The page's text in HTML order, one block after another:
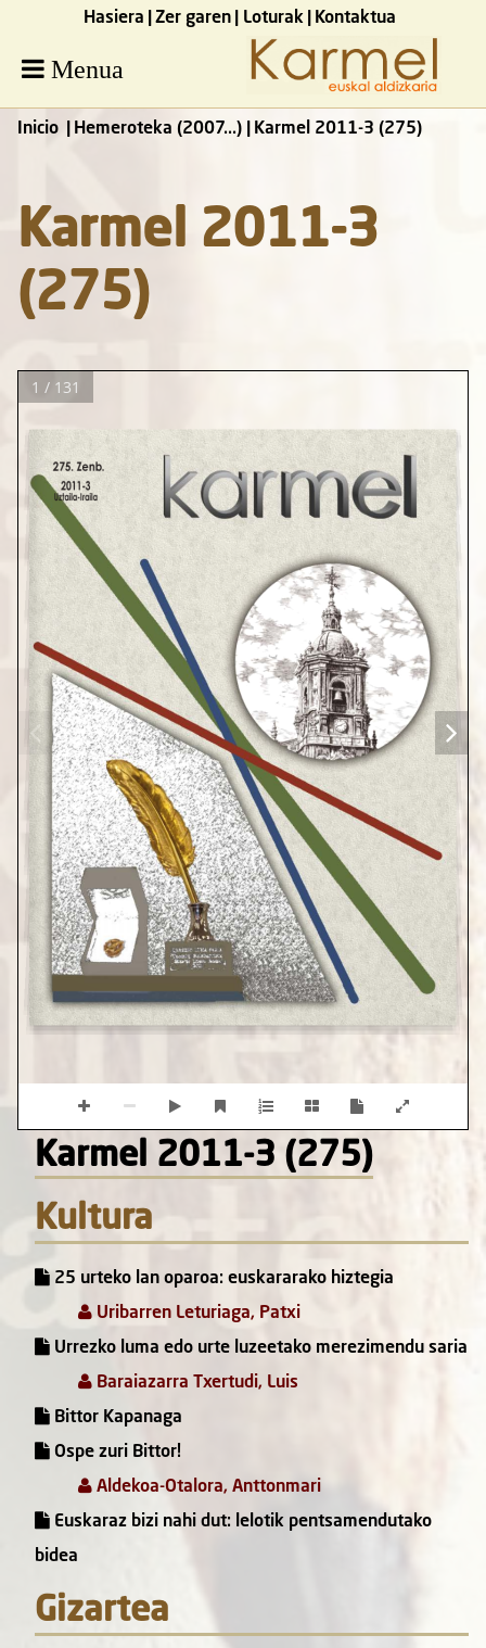
Hasiera Zer garen Loturak Kontaktua
Menua
Inicio Hemeroteka (2007...) Karmel 2011-3 (275)
Karmel 2011-3
(275)
1 / 131
Karmel 2011-3 (275)
Kultura
25 urteko lan oparoa: euskararako hiztegia
Uribarren Leturiaga, Patxi
Urrezko luma edo urte luzeetako merezimendu saria
Baraiazarra Txertudi, Luis
Bittor Kapanaga
Ospe zuri Bittor!
Aldekoa-Otalora, Anttonmari
Euskaraz bizi nahi dut: lelotik pentsamendutako
bidea
Gizartea